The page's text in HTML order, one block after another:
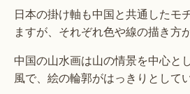
日本の掛け軸も中国と共通したモ
ますが、それぞれ色や線の描き方
中国の山水画は山の情景を中心と
風で、絵の輪郭がはっきりとして